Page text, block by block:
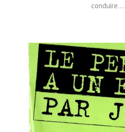
conduire.…